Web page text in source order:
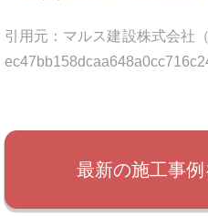
引用元：マルス建設株式会社
最新の施工事